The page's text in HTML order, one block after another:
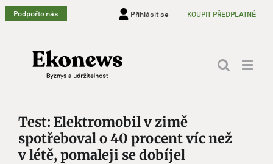
Přeskočit
na
Podpořte nás Přihlásit se KOUPIT PŘEDPLATNÉ
Test: Elektromobil v zimě
spotřeboval o 40 procent víc než
v létě, pomaleji se dobíjel